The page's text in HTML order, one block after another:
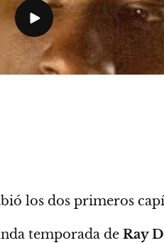
los dos primeros
temporada de Ray